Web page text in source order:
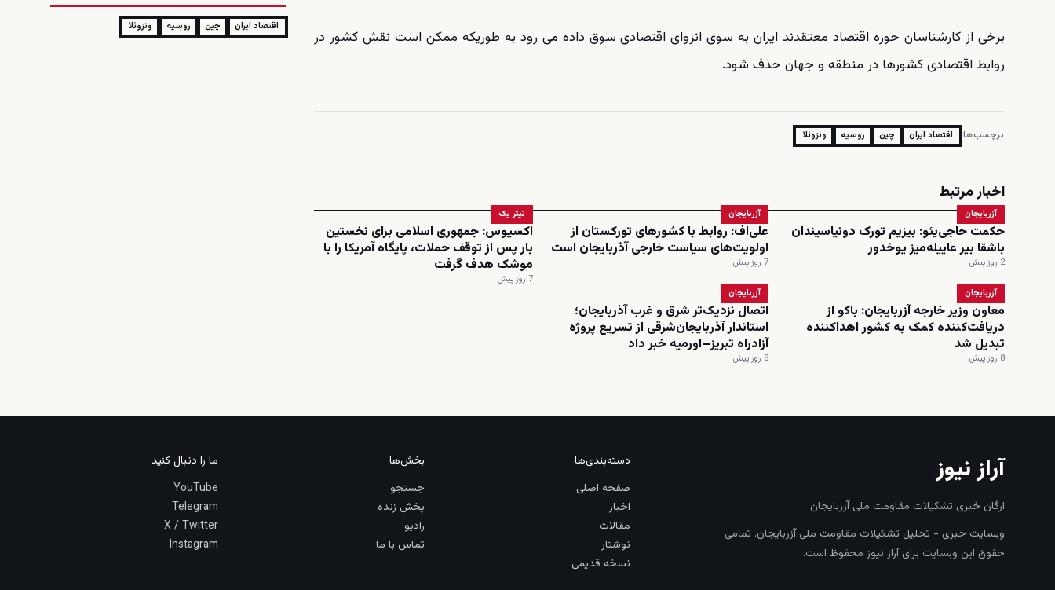
برخی از کارشناسان حوزه اقتصاد معتقدند ایران به سوی انزوای اقتصادی سوق داده می رود به طوریکه ممکن است نقش کشور در
روابط اقتصادی کشورها در منطقه و جهان حذف شود.
برچسب‌ها: اقتصاد ایران چین روسیه ونزوئلا
اخبار مرتبط
آزربایجان
حکمت حاجی‌یئو: بیزیم تورک دونیاسیندان
باشقا بیر عاییله‌میز یوخدور
2 روز پیش
آزربایجان
علی‌اف: روابط با کشورهای تورکستان از
اولویت‌های سیاست خارجی آذربایجان است
7 روز پیش
تیتر یک
اکسیوس: جمهوری اسلامی برای نخستین
بار پس از توقف حملات، پایگاه آمریکا را با
موشک هدف گرفت
7 روز پیش
آزربایجان
معاون وزیر خارجه آزربایجان: باکو از
دریافت‌کننده کمک به کشور اهداکننده
تبدیل شد
8 روز پیش
آزربایجان
اتصال نزدیک‌تر شرق و غرب آذربایجان؛
استاندار آذربایجان‌شرقی از تسریع پروژه
آزادراه تبریز–اورمیه خبر داد
8 روز پیش
اقتصاد ایران چین روسیه ونزوئلا
آراز نیوز
ارگان خبری تشکیلات مقاومت ملی آزربایجان
وبسایت خبری - تحلیل تشکیلات مقاومت ملی آزربایجان. تمامی
حقوق این وبسایت برای آراز نیوز محفوظ است.
دسته‌بندی‌ها
صفحه اصلی
اخبار
مقالات
نوشتار
نسخه قدیمی
بخش‌ها
جستجو
پخش زنده
رادیو
تماس با ما
ما را دنبال کنید
YouTube
Telegram
X / Twitter
Instagram